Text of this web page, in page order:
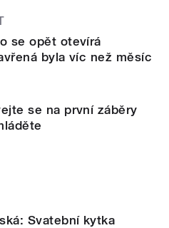
se opět otevírá
byla víc než měsíc
se na první záběry
Svatební kytka